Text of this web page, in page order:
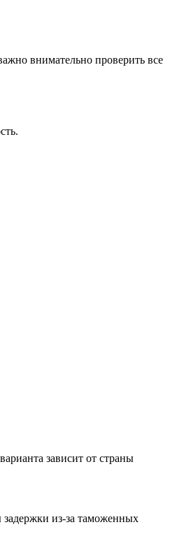
внимательно проверить все
зависит от страны
задержки из-за таможенных